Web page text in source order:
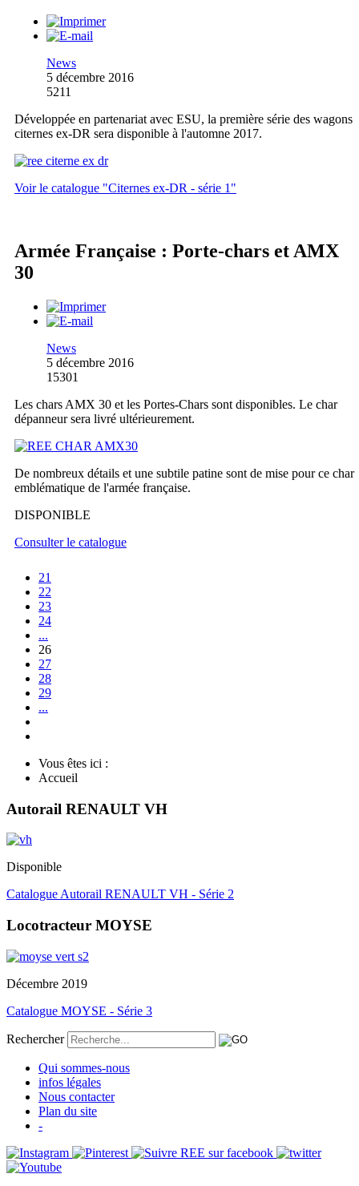
News
5 décembre 2016
5211
Développée en partenariat avec ESU, la première série des wagons
citernes ex-DR sera disponible à l'automne 2017.
Voir le catalogue "Citernes ex-DR - série 1"
Armée Française : Porte-chars et AMX
30
News
5 décembre 2016
15301
Les chars AMX 30 et les Portes-Chars sont disponibles. Le char
dépanneur sera livré ultérieurement.
De nombreux détails et une subtile patine sont de mise pour ce char
emblématique de l'armée française.
DISPONIBLE
Consulter le catalogue
21
22
23
24
...
26
27
28
29
...
Vous êtes ici :
Accueil
Autorail RENAULT VH
Disponible
Catalogue Autorail RENAULT VH - Série 2
Locotracteur MOYSE
Décembre 2019
Catalogue MOYSE - Série 3
Rechercher
Qui sommes-nous
infos légales
Nous contacter
Plan du site
-